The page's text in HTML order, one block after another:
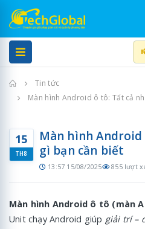
Trang chủ
Tin tức
Màn hình Android ô tô: Tất cả
15
TH8
Màn hình
gì bạn cần biết
13:57 15/08/2025 855 lượt
Màn hình Android ô tô (màn
Unit chạy Android giúp giải trí –